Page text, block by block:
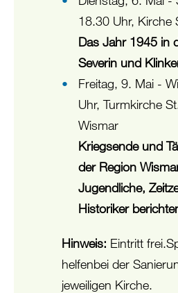
18.30 Uhr, Kirche
Das Jahr 1945 in
Severin und
Freitag, 9. Mai -
Uhr, Turmkirche
Wismar
Kriegsende und
der Region
Jugendliche,
Historiker
Hinweis: Eintritt frei.
helfenbei der
jeweiligen Kirche.